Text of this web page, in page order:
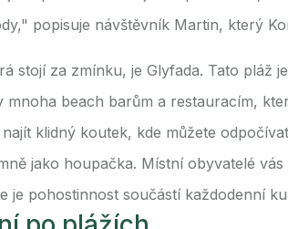
popisuje návštěvník Martin, který
stojí za zmínku, je Glyfada. Tato pláž
mnoha beach barům a restauracím,
najít klidný koutek, kde můžete
jako houpačka. Místní obyvatelé
je pohostinnost součástí každodenní